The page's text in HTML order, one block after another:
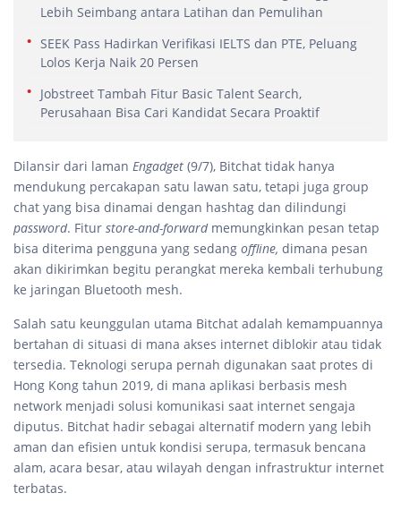
Lebih Seimbang antara Latihan dan Pemulihan
SEEK Pass Hadirkan Verifikasi IELTS dan PTE, Peluang
Lolos Kerja Naik 20 Persen
Jobstreet Tambah Fitur Basic Talent Search,
Perusahaan Bisa Cari Kandidat Secara Proaktif
Dilansir dari laman Engadget (9/7), Bitchat tidak hanya
mendukung percakapan satu lawan satu, tetapi juga group
chat yang bisa dinamai dengan hashtag dan dilindungi
password. Fitur store-and-forwardmemungkinkan pesan tetap
bisa diterima pengguna yang sedang offline, dimana pesan
akan dikirimkan begitu perangkat mereka kembali terhubung
ke jaringan Bluetooth mesh.
Salah satu keunggulan utama Bitchat adalah kemampuannya
bertahan di situasi di mana akses internet diblokir atau tidak
tersedia. Teknologi serupa pernah digunakan saat protes di
Hong Kong tahun 2019, di mana aplikasi berbasis mesh
network menjadi solusi komunikasi saat internet sengaja
diputus. Bitchat hadir sebagai alternatif modern yang lebih
aman dan efisien untuk kondisi serupa, termasuk bencana
alam, acara besar, atau wilayah dengan infrastruktur internet
terbatas.